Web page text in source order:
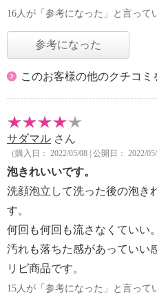
16人が「参考になった」と言って
参考になった
このお客様の他のクチコミ
サダマル さん
（購入日： 2022/05/08 | 公開日： 2022/05/
泡きれいいです。
洗顔泡立して洗った後の泡き
す。
何回も何回も流さなくていい。
汚れも落ちた感があっていい
リピ商品です。
15人が「参考になった」と言って